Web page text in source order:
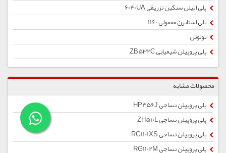
پلی اتیلن سنگین تزریقی 6040UA
پلی استایرن معمولی 1160
تولوئن
پلی پروپیلن شیمیایی ZB532C
محصولات مشابه
پلی پروپیلن نساجی HP456J
پلی پروپیلن نساجی ZH510L
پلی پروپیلن نساجی RG1101XS
پلی پروپیلن نساجی RG1102M